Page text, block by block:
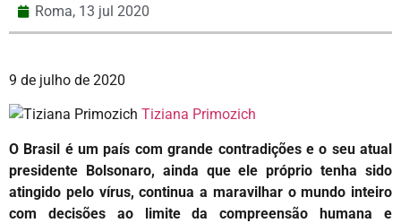
Roma, 13 jul 2020
9 de julho de 2020
Tiziana Primozich
O Brasil é um país com grande contradições e o seu atual
presidente Bolsonaro, ainda que ele próprio tenha sido
atingido pelo vírus, continua a maravilhar o mundo inteiro
com decisões ao limite da compreensão humana e